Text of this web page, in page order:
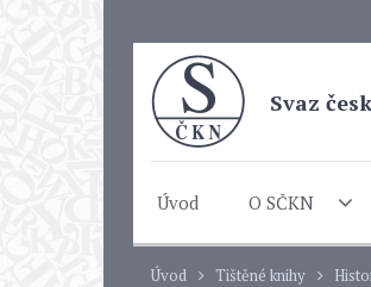
Svaz
Úvod O SČKN
Úvod Tištěné knihy